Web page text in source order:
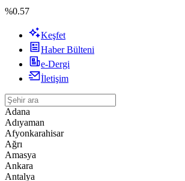
%0.57
Keşfet
Haber Bülteni
e-Dergi
İletişim
Adana
Adıyaman
Afyonkarahisar
Ağrı
Amasya
Ankara
Antalya